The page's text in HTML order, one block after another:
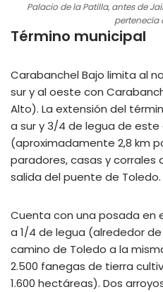
Palacio de la Patilla, antes de
pertenecía
Término municipal
Carabanchel Bajo limita al
sur y al oeste con
Alto). La extensión del
a sur y 3/4 de legua de
(aproximadamente 2,8 km
paradores, casas y corrales
salida del puente de Toledo.
Cuenta con una posada en
a 1/4 de legua (alrededor de
camino de Toledo a la
2.500 fanegas de tierra
1.600 hectáreas). Dos